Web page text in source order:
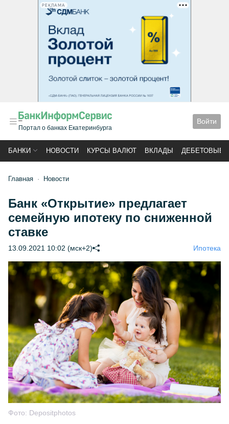
РЕКЛАМА
Портал о банках Екатеринбурга
Войти
БАНКИ НОВОСТИ КУРСЫ ВАЛЮТ ВКЛАДЫ ДЕБЕТОВЫЕ
Главная Новости
Банк «Открытие» предлагает
семейную ипотеку по сниженной
ставке
13.09.2021 10:02 (мск+2) Ипотека
Фото: Depositphotos